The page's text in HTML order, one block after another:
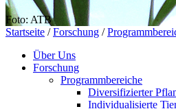
Foto: ATB
Startseite / Forschung /
Über Uns
Forschung
Programmbereiche
Diversifizierter
Individualisierte